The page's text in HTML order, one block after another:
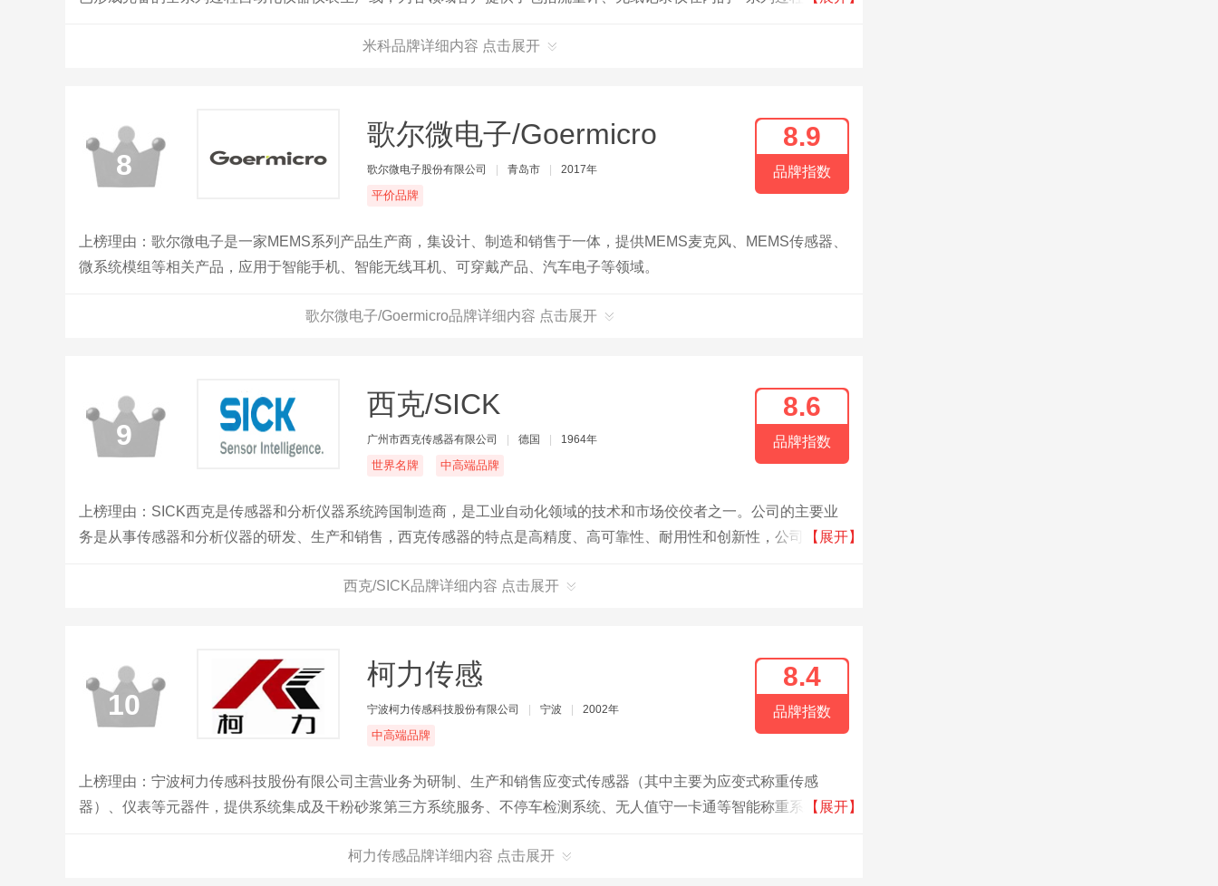
米科品牌详细内容 点击展开
8
歌尔微电子/Goermicro
歌尔微电子股份有限公司 青岛市 2017年
平价品牌
8.9
品牌指数
上榜理由：歌尔微电子是一家MEMS系列产品生产商，集设计、制造和销售于一体，提供MEMS麦克风、MEMS传感器、
微系统模组等相关产品，应用于智能手机、智能无线耳机、可穿戴产品、汽车电子等领域。
歌尔微电子/Goermicro品牌详细内容 点击展开
9
西克/SICK
广州市西克传感器有限公司 德国 1964年
世界名牌 中高端品牌
8.6
品牌指数
上榜理由：SICK西克是传感器和分析仪器系统跨国制造商，是工业自动化领域的技术和市场佼佼者之一。公司的主要业
务是从事传感器和分析仪器的研发、生产和销售，西克传感器的特点是高精度、高可靠性、耐用性和创新性，公司注重研
【展开】
西克/SICK品牌详细内容 点击展开
10
柯力传感
宁波柯力传感科技股份有限公司 宁波 2002年
中高端品牌
8.4
品牌指数
上榜理由：宁波柯力传感科技股份有限公司主营业务为研制、生产和销售应变式传感器（其中主要为应变式称重传感
器）、仪表等元器件，提供系统集成及干粉砂浆第三方系统服务、不停车检测系统、无人值守一卡通等智能称重系统、制
建有多个研发载体及技术平台、研发体系及研发团队配置较齐全并且参与制定众多行业标准。
【展开】
柯力传感品牌详细内容 点击展开